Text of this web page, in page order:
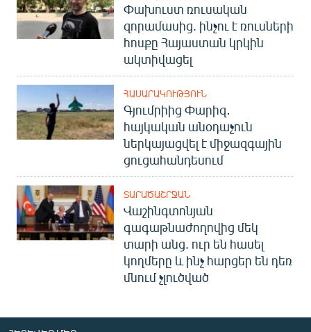
Փախուստ ռուսական
զորամասից. ինչու է ռուսների
հոսքը Հայաստան կրկին
ակտիվացել
ՀԱՍԱՐԱԿՈՒԹՅՈՒՆ
Գյումրիից Փարիզ․
հայկական անօդաչուն
ներկայացվել է միջազգային
ցուցահանդեսում
ՏԱՐԱԾԱՇՐՋԱՆ
Վաշինգտոնյան
գագաթնաժողովից մեկ
տարի անց. ուր են հասել
կողմերը և ինչ հարցեր են դեռ
մնում չլուծված